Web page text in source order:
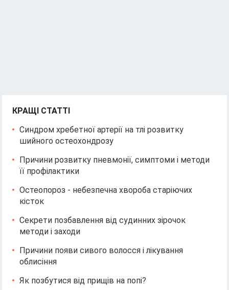
КРАЩІ СТАТТІ
Синдром хребетної артерії на тлі розвитку
шийного остеохондрозу
Причини розвитку пневмонії, симптоми і методи
її профілактики
Остеопороз - небезпечна хвороба старіючих
кісток
Секрети позбавлення від судинних зірочок
методи і заходи
Причини появи сивого волосся і лікування
облисіння
Як позбутися від прищів на попі?